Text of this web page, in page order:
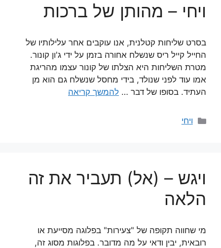
ויחי – מהותן של ברכות
בסרט שליחות קטלנית, אנו עוקבים אחר עלילותיו של
החייל קייל ריס שנשלח אחורה בזמן על ידי ג'ון קונור.
מטרת השליחות היא הצלתו של קונור עצמו מהריגת
אמו עוד לפני שנולד, בידי מחסל שנשלח גם הוא מן
העתיד. בסופו של דבר … להמשך קריאה
קטגוריות
ויחי
ויגש – (אל) תעביר את זה
הלאה
מי שחווה תקופה של "צעירות" בפלוגה מסייעת או
רובאית, יבין ודאי על מה מדובר. בפלוגות מסוג זה,